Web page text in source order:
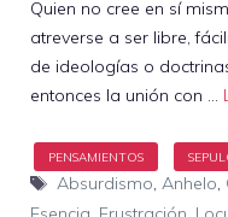
Quien no cree en sí
atreverse a ser libre,
de ideologías o
entonces la unión con …
Etiquetas
Absurdismo, Anhelo,